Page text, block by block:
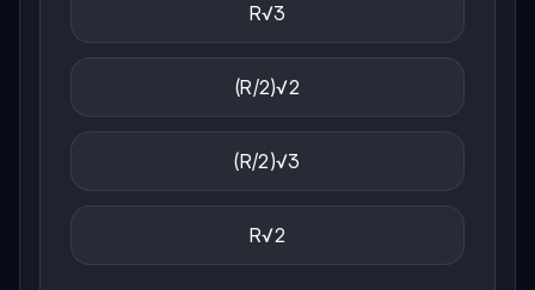
R√3
(R/2)√2
(R/2)√3
R√2